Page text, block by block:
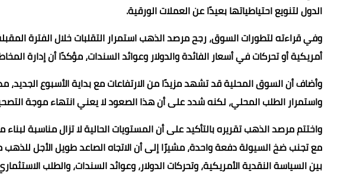
الدول لتنويع احتياطياتها بعيدًا عن العملات الورقية.
وفي قراءته لتطورات السوق، رجح مرصد الذهب استمرار التقلبات خلال الفترة
أمريكية أو تحركات في أسعار الفائدة والدولار وعوائد السندات، مؤكدًا أن إدارة
وأضاف أن السوق المحلية قد تشهد مزيدًا من الارتفاعات مع بداية الأسبوع الجديد،
واستمرار الطلب المحلي، لكنه شدد على أن هذا الصعود لا يعني انتهاء موجة
واختتم مرصد الذهب تقريره بالتأكيد على أن المستويات الحالية لا تزال مناسبة
مع تجنب ضخ السيولة دفعة واحدة، مشيرًا إلى أن الاتجاه الصاعد طويل الأجل للذهب
بين السياسة النقدية الأمريكية، وتحركات الدولار، وعوائد السندات، والطلب